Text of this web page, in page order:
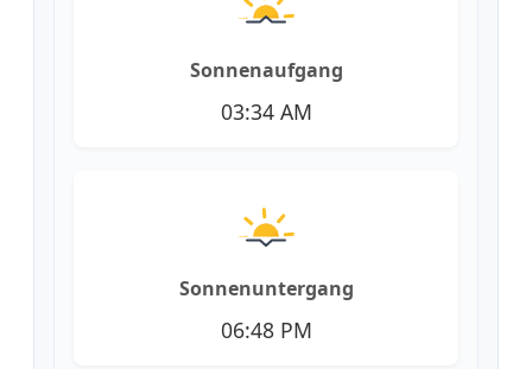
Sonnenaufgang
03:34 AM
Sonnenuntergang
06:48 PM